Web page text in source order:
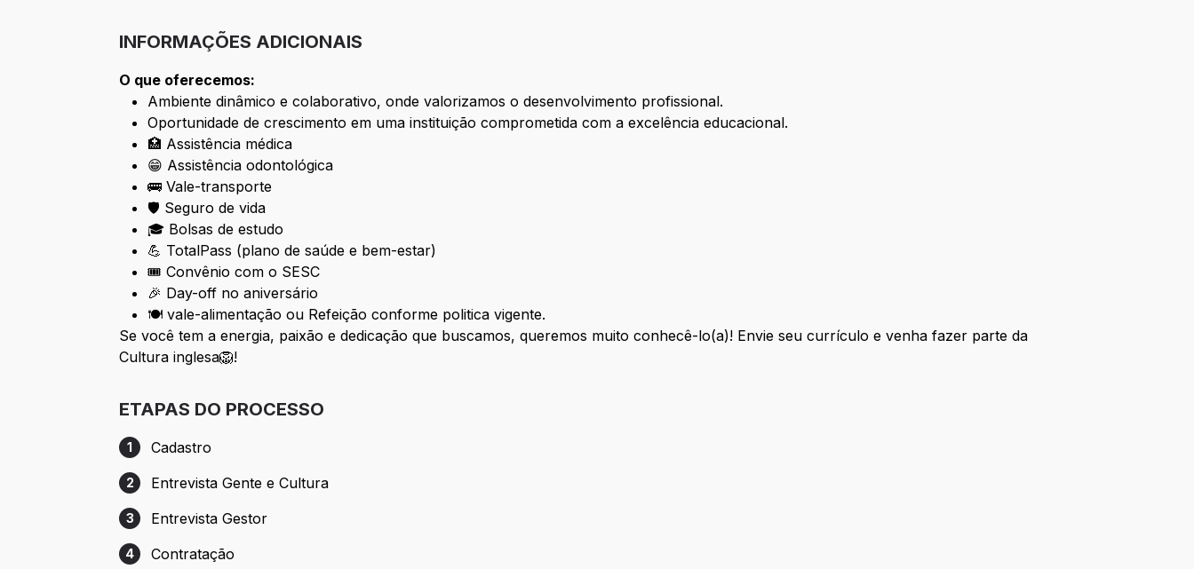
INFORMAÇÕES ADICIONAIS
O que oferecemos:
Ambiente dinâmico e colaborativo, onde valorizamos o desenvolvimento profissional.
Oportunidade de crescimento em uma instituição comprometida com a excelência educacional.
🏥 Assistência médica
😁 Assistência odontológica
🚌 Vale-transporte
🛡️ Seguro de vida
🎓 Bolsas de estudo
💪 TotalPass (plano de saúde e bem-estar)
🎟️ Convênio com o SESC
🎉 Day-off no aniversário
🍽️ vale-alimentação ou Refeição conforme politica vigente.
Se você tem a energia, paixão e dedicação que buscamos, queremos muito conhecê-lo(a)! Envie seu currículo e venha fazer parte da
Cultura inglesa🦁!
ETAPAS DO PROCESSO
Etapa 1: Cadastro
1 Cadastro
Etapa 2: Entrevista Gente e Cultura
2 Entrevista Gente e Cultura
Etapa 3: Entrevista Gestor
3 Entrevista Gestor
Etapa 4: Contratação
4 Contratação